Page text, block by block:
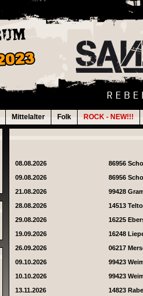
Mittelalter Folk ROCK - NEW!!!
08.08.2026
86956
09.08.2026
86956
21.08.2026
99428
28.08.2026
14513
29.08.2026
16225
19.09.2026
16248
26.09.2026
06217
09.10.2026
99423
10.10.2026
99423
13.11.2026
14823